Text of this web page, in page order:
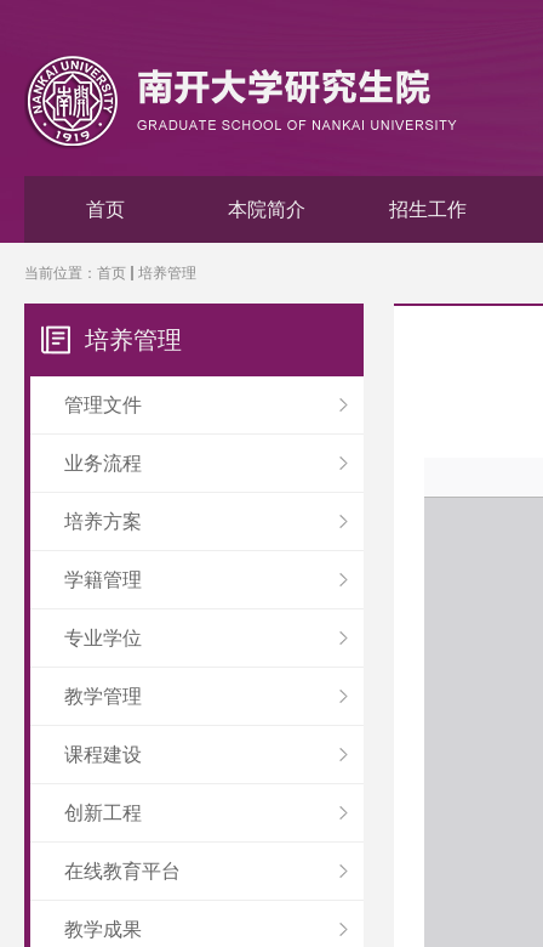
首页 本院简介 招生工作
当前位置： 首页 培养管理
培养管理
管理文件
业务流程
培养方案
学籍管理
专业学位
教学管理
课程建设
创新工程
在线教育平台
教学成果